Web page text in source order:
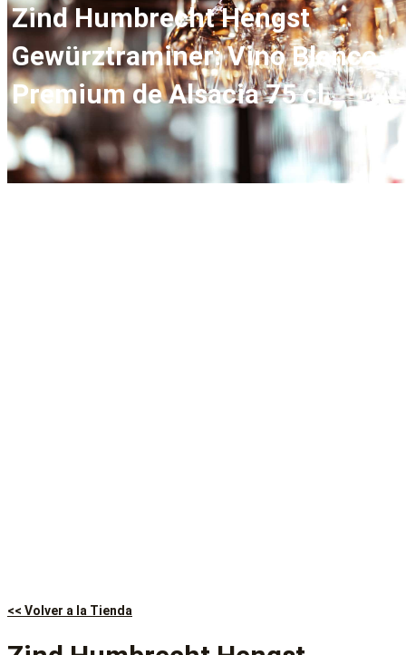
Zind Humbrecht Hengst
Gewürztraminer: Vino Blanco
Premium de Alsacia 75 cl
<< Volver a la Tienda